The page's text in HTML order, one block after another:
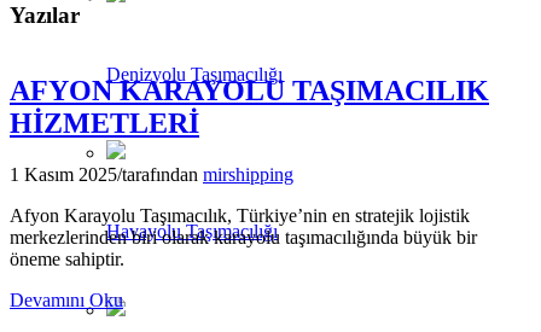
Denizyolu Taşımacılığı
Havayolu Taşımacılığı
Yazılar
AFYON KARAYOLU TAŞIMACILIK
HİZMETLERİ
1 Kasım 2025/tarafından mirshipping
Afyon Karayolu Taşımacılık, Türkiye’nin en stratejik lojistik
merkezlerinden biri olarak karayolu taşımacılığında büyük bir
öneme sahiptir.
Devamını Oku